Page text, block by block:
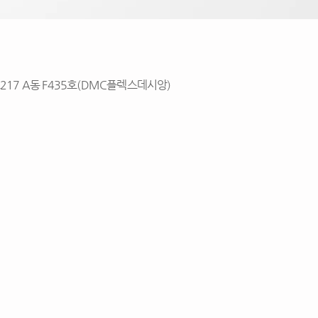
A동 F435호(DMC플렉스데시앙)